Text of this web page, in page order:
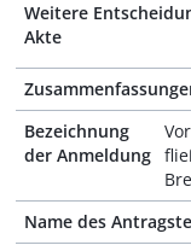
Weitere
Akte
Bezeichnung
der Anmeldung
Name des